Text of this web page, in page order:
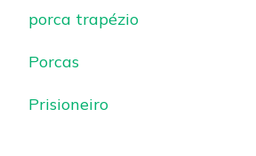
porca trapézio
Porcas
Prisioneiro